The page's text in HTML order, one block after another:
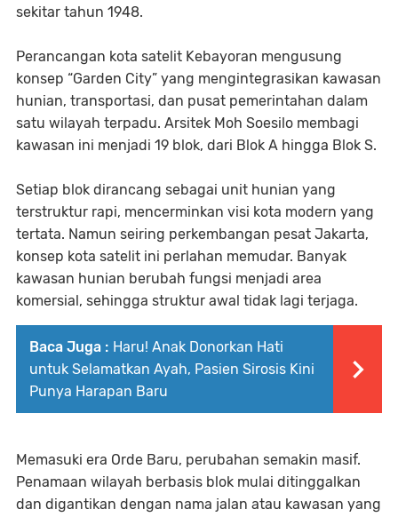
sekitar tahun 1948.
Perancangan kota satelit Kebayoran mengusung
konsep “Garden City” yang mengintegrasikan kawasan
hunian, transportasi, dan pusat pemerintahan dalam
satu wilayah terpadu. Arsitek Moh Soesilo membagi
kawasan ini menjadi 19 blok, dari Blok A hingga Blok S.
Setiap blok dirancang sebagai unit hunian yang
terstruktur rapi, mencerminkan visi kota modern yang
tertata. Namun seiring perkembangan pesat Jakarta,
konsep kota satelit ini perlahan memudar. Banyak
kawasan hunian berubah fungsi menjadi area
komersial, sehingga struktur awal tidak lagi terjaga.
Baca Juga : Haru! Anak Donorkan Hati
untuk Selamatkan Ayah, Pasien Sirosis Kini
Punya Harapan Baru
Memasuki era Orde Baru, perubahan semakin masif.
Penamaan wilayah berbasis blok mulai ditinggalkan
dan digantikan dengan nama jalan atau kawasan yang